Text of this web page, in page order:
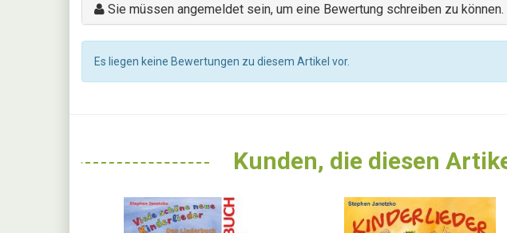
Sie müssen angemeldet sein, um eine Bewertung schreiben zu können.
Es liegen keine Bewertungen zu diesem Artikel vor.
Kunden, die diesen